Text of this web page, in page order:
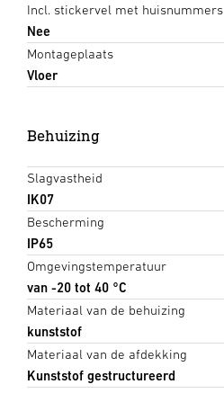
Incl. stickervel met huisnummers
Nee
Montageplaats
Vloer
Behuizing
Slagvastheid
IK07
Bescherming
IP65
Omgevingstemperatuur
van -20 tot 40 °C
Materiaal van de behuizing
kunststof
Materiaal van de afdekking
Kunststof gestructureerd